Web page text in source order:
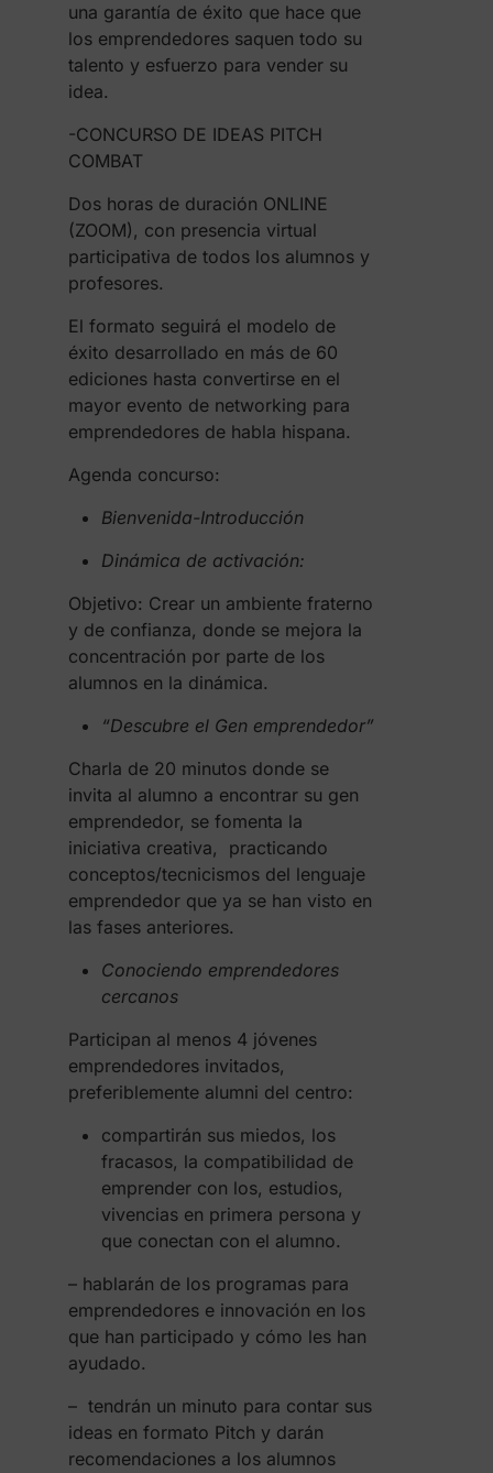
una garantía de éxito que hace que
los emprendedores saquen todo su
talento y esfuerzo para vender su
idea.
-CONCURSO DE IDEAS PITCH
COMBAT
Dos horas de duración ONLINE
(ZOOM), con presencia virtual
participativa de todos los alumnos y
profesores.
El formato seguirá el modelo de
éxito desarrollado en más de 60
ediciones hasta convertirse en el
mayor evento de networking para
emprendedores de habla hispana.
Agenda concurso:
Bienvenida-Introducción
Dinámica de activación:
Objetivo: Crear un ambiente fraterno
y de confianza, donde se mejora la
concentración por parte de los
alumnos en la dinámica.
“Descubre el Gen emprendedor”
Charla de 20 minutos donde se
invita al alumno a encontrar su gen
emprendedor, se fomenta la
iniciativa creativa, practicando
conceptos/tecnicismos del lenguaje
emprendedor que ya se han visto en
las fases anteriores.
Conociendo emprendedores
cercanos
Participan al menos 4 jóvenes
emprendedores invitados,
preferiblemente alumni del centro:
compartirán sus miedos, los
fracasos, la compatibilidad de
emprender con los, estudios,
vivencias en primera persona y
que conectan con el alumno.
– hablarán de los programas para
emprendedores e innovación en los
que han participado y cómo les han
ayudado.
– tendrán un minuto para contar sus
ideas en formato Pitch y darán
recomendaciones a los alumnos